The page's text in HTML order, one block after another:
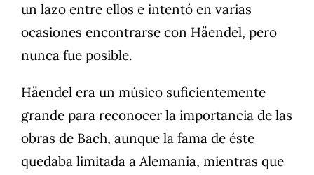
un lazo entre ellos e intentó en varias
ocasiones encontrarse con Häendel, pero
nunca fue posible.
Häendel era un músico suficientemente
grande para reconocer la importancia de las
obras de Bach, aunque la fama de éste
quedaba limitada a Alemania, mientras que